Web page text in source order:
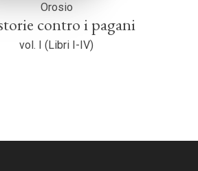
Orosio
contro i pagani
vol. I (Libri I-IV)